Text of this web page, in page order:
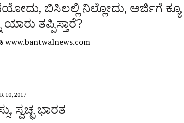
ಬಿಸಿಲಲ್ಲಿ ನಿಲ್ಲೋದು, ಅರ್ಜಿಗೆ ಕ್ಯೂ
ಯಾರು ತಪ್ಪಿಸ್ತಾರೆ?
10, 2017
ಸ್ವಚ್ಛ ಭಾರತ